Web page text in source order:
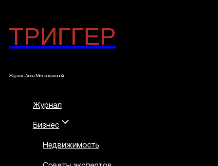
Перейти
содержимому
ТРИГГЕР
Журнал Анны Митрофановой
Журнал
Бизнес
Недвижимость